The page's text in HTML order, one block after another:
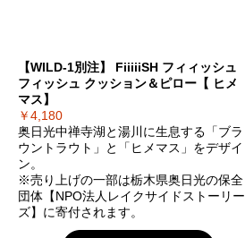
【WILD-1別注】 FiiiiiSH フィィッシュ
フィッシュ クッション＆ピロー【 ヒメ
マス】
￥4,180
奥日光中禅寺湖と湯川に生息する「ブラ
ウントラウト」と「ヒメマス」をデザイ
ン。
※売り上げの一部は栃木県奥日光の保全
団体【NPO法人レイクサイドストーリー
ズ】に寄付されます。